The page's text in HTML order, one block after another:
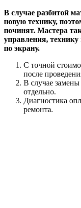
В случае разбитой
новую технику,
починят. Мастера
управления,
по экрану.
С точной
после
В случае замены
отдельно.
Диагностика
ремонта.